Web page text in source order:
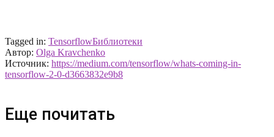
Tagged in: TensorflowБиблиотеки
Автор: Olga Kravchenko
Источник: https://medium.com/tensorflow/whats-coming-in-
tensorflow-2-0-d3663832e9b8
Еще почитать